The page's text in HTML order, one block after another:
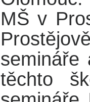
MŠ v
semináře
těchto